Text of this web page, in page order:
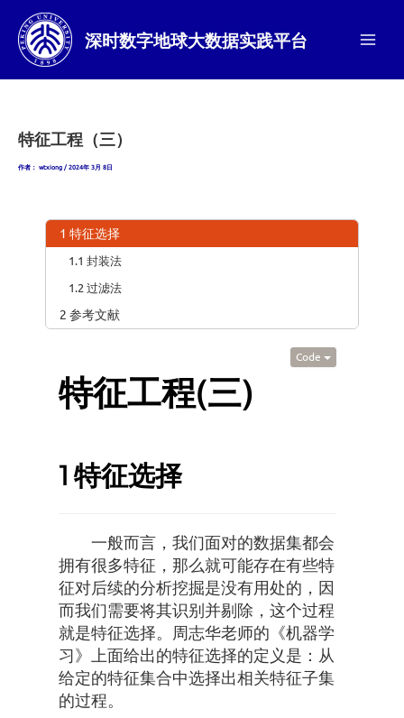
深时数字地球大数据实践平台
特征工程（三）
作者： wtxiong / 2024年 3月 8日
1 特征选择
1.1 封装法
1.2 过滤法
2 参考文献
Code
特征工程(三)
1 特征选择
一般而言，我们面对的数据集都会
拥有很多特征，那么就可能存在有些特
征对后续的分析挖掘是没有用处的，因
而我们需要将其识别并剔除，这个过程
就是特征选择。周志华老师的《机器学
习》上面给出的特征选择的定义是：从
给定的特征集合中选择出相关特征子集
的过程。